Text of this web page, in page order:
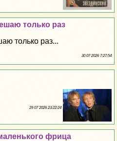
только раз
только раз...
30 07 2026 7:27:54
29 07 2026 23:22:24
фрица